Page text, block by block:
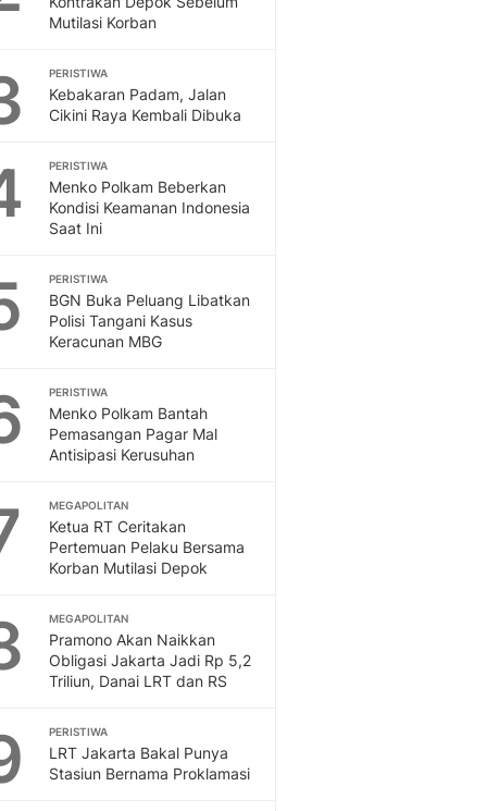
Mutilasi Korban
PERISTIWA
Kebakaran Padam, Jalan
Cikini Raya Kembali Dibuka
PERISTIWA
Menko Polkam Beberkan
Kondisi Keamanan Indonesia
Saat Ini
PERISTIWA
BGN Buka Peluang Libatkan
Polisi Tangani Kasus
Keracunan MBG
PERISTIWA
Menko Polkam Bantah
Pemasangan Pagar Mal
Antisipasi Kerusuhan
MEGAPOLITAN
Ketua RT Ceritakan
Pertemuan Pelaku Bersama
Korban Mutilasi Depok
MEGAPOLITAN
Pramono Akan Naikkan
Obligasi Jakarta Jadi Rp 5,2
Triliun, Danai LRT dan RS
PERISTIWA
LRT Jakarta Bakal Punya
Stasiun Bernama Proklamasi